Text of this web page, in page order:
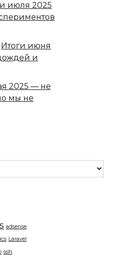
июля 2025
Итоги июня
и
2025 — не
мы не
adsense
Laravel
ssh